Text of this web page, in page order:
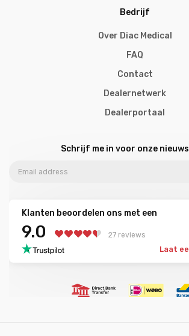
Bedrijf
Over Diac Medical
FAQ
Contact
Dealernetwerk
Dealerportaal
Schrijf me in voor onze
Klanten beoordelen ons met een
9.0
27 reviews
Laat